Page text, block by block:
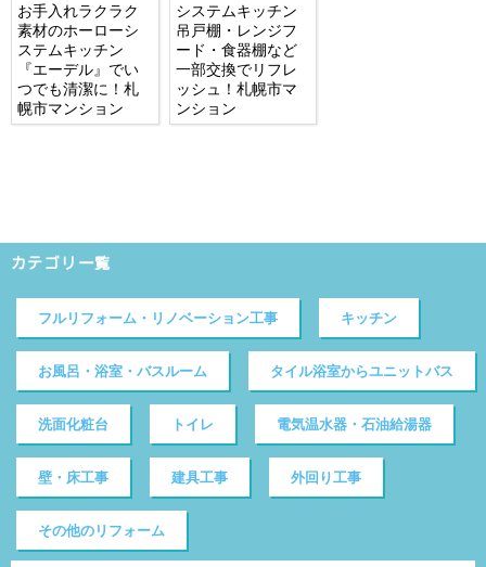
お手入れラクラク
素材のホーローシ
ステムキッチン
『エーデル』でい
つでも清潔に！札
幌市マンション
システムキッチン
吊戸棚・レンジフ
ード・食器棚など
一部交換でリフレ
ッシュ！札幌市マ
ンション
カテゴリ一覧
フルリフォーム・リノベーション工事 キッチン
お風呂・浴室・バスルーム タイル浴室からユニットバス
洗面化粧台 トイレ 電気温水器・石油給湯器
壁・床工事 建具工事 外回り工事
その他のリフォーム